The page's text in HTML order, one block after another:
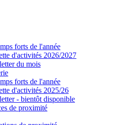
forts de l'année
d'activités 2026/2027
du mois
forts de l'année
d'activités 2025/26
- bientôt disponible
de proximité